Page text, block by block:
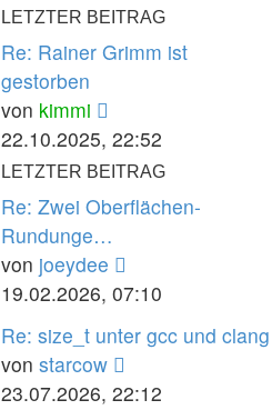
LETZTER BEITRAG
Re: Rainer Grimm ist
gestorben
von kimmi
Beitrag
22.10.2025, 22:52
LETZTER BEITRAG
Re: Zwei Oberflächen-
Rundunge…
von joeydee
Beitrag
19.02.2026, 07:10
Re: size_t unter gcc und clang
von starcow
Beitrag
23.07.2026, 22:12